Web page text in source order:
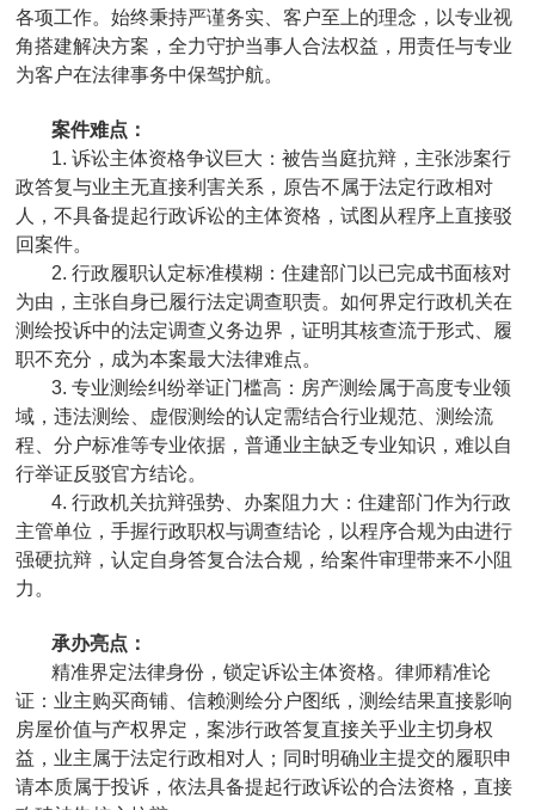
各项工作。始终秉持严谨务实、客户至上的理念，以专业视
角搭建解决方案，全力守护当事人合法权益，用责任与专业
为客户在法律事务中保驾护航。
案件难点：
1. 诉讼主体资格争议巨大：被告当庭抗辩，主张涉案行
政答复与业主无直接利害关系，原告不属于法定行政相对
人，不具备提起行政诉讼的主体资格，试图从程序上直接驳
回案件。
2. 行政履职认定标准模糊：住建部门以已完成书面核对
为由，主张自身已履行法定调查职责。如何界定行政机关在
测绘投诉中的法定调查义务边界，证明其核查流于形式、履
职不充分，成为本案最大法律难点。
3. 专业测绘纠纷举证门槛高：房产测绘属于高度专业领
域，违法测绘、虚假测绘的认定需结合行业规范、测绘流
程、分户标准等专业依据，普通业主缺乏专业知识，难以自
行举证反驳官方结论。
4. 行政机关抗辩强势、办案阻力大：住建部门作为行政
主管单位，手握行政职权与调查结论，以程序合规为由进行
强硬抗辩，认定自身答复合法合规，给案件审理带来不小阻
力。
承办亮点：
精准界定法律身份，锁定诉讼主体资格。律师精准论
证：业主购买商铺、信赖测绘分户图纸，测绘结果直接影响
房屋价值与产权界定，案涉行政答复直接关乎业主切身权
益，业主属于法定行政相对人；同时明确业主提交的履职申
请本质属于投诉，依法具备提起行政诉讼的合法资格，直接